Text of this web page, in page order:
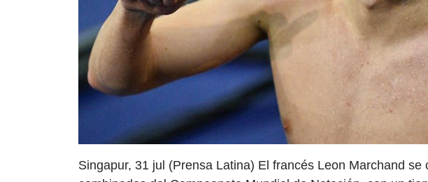
Singapur, 31 jul (Prensa Latina) El francés Leon Marchand